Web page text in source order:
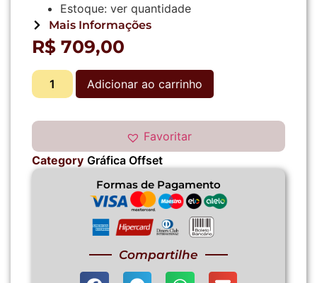
Estoque: ver quantidade
Mais Informações
R$ 709,00
Adicionar ao carrinho
Favoritar
Category Gráfica Offset
Formas de Pagamento
Compartilhe